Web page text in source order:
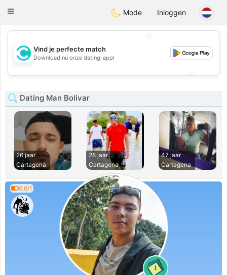
olombiaCitas
Toggle
Mode Inloggen
💖
💕
Vind je perfecte match
Download nu onze dating-app!
Dating Man Bolívar
26 jaar
Cartagena
28 jaar
Cartagena
47 jaar
Cartagena
0.6/1
1